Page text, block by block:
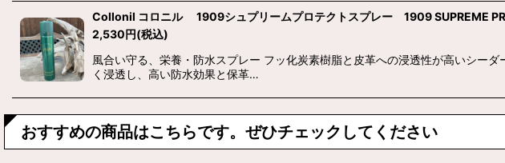
Collonil コロニル 1909シュプリームプロテクトスプレー 1909 SUPREME
2,530円(税込)
風合い守る、栄養・防水スプレー フッ化炭素樹脂と皮革への浸透性が高いシー
く浸透し、高い防水効果と保革…
おすすめの商品はこちらです。ぜひチェックしてください